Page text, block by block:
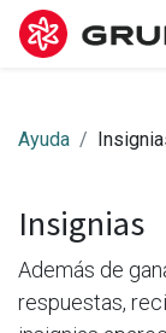
Ayuda
Insignias
Además de
respuestas,